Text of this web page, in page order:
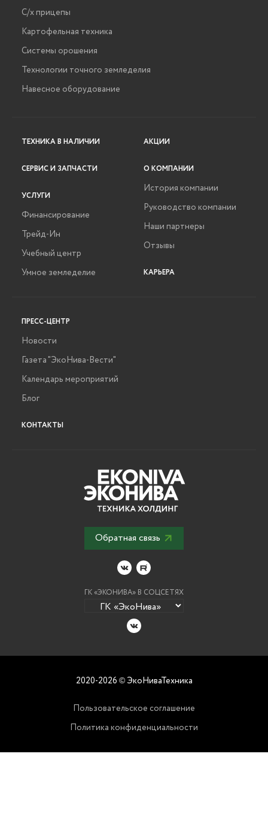
С/х прицепы
Картофельная техника
Системы орошения
Технологии точного земледелия
Навесное оборудование
ТЕХНИКА В НАЛИЧИИ
СЕРВИС И ЗАПЧАСТИ
УСЛУГИ
Финансирование
Трейд-Ин
Учебный центр
Умное земледелие
АКЦИИ
О КОМПАНИИ
История компании
Руководство компании
Наши партнеры
Отзывы
КАРЬЕРА
ПРЕСС-ЦЕНТР
Новости
Газета "ЭкоНива-Вести"
Календарь мероприятий
Блог
КОНТАКТЫ
Обратная связь
ГК «ЭКОНИВА» В СОЦСЕТЯХ
2020-2026 ©ЭкоНиваТехника
Пользовательское соглашение
Политика конфиденциальности